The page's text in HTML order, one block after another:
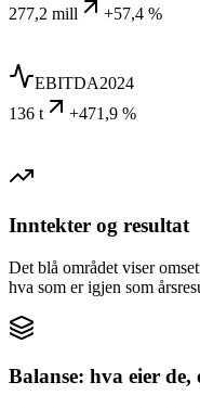
277,2 mill +57,4 %
EBITDA2024
136 t
+471,9 %
Inntekter og resultat
Det blå området viser
hva som er igjen som
Balanse: hva eier